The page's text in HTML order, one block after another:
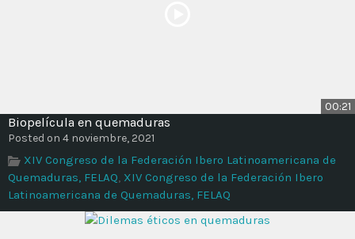
00:21
Biopelícula en quemaduras
Posted on 4 noviembre, 2021
XIV Congreso de la Federación Ibero Latinoamericana de
Quemaduras, FELAQ, XIV Congreso de la Federación Ibero
Latinoamericana de Quemaduras, FELAQ